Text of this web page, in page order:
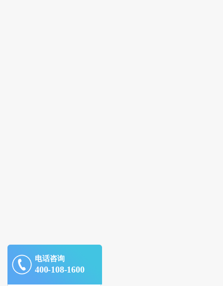
电话咨询
400-108-1600